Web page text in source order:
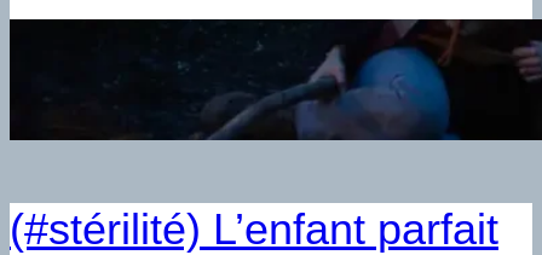
(#stérilité) L’enfant parfait